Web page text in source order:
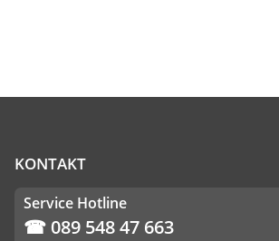
KONTAKT
Service Hotline
☎ 089 548 47 663